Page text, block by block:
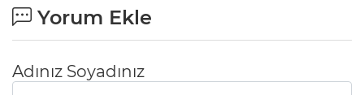
Yorum Ekle
Adınız Soyadınız